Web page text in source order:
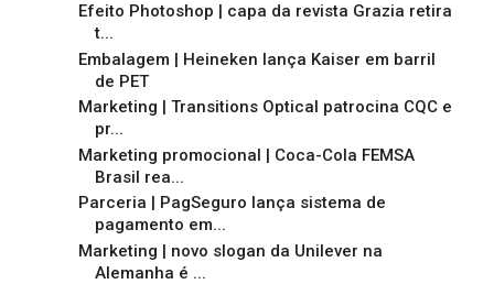
Efeito Photoshop | capa da revista Grazia retira
t...
Embalagem | Heineken lança Kaiser em barril
de PET
Marketing | Transitions Optical patrocina CQC e
pr...
Marketing promocional | Coca-Cola FEMSA
Brasil rea...
Parceria | PagSeguro lança sistema de
pagamento em...
Marketing | novo slogan da Unilever na
Alemanha é ...